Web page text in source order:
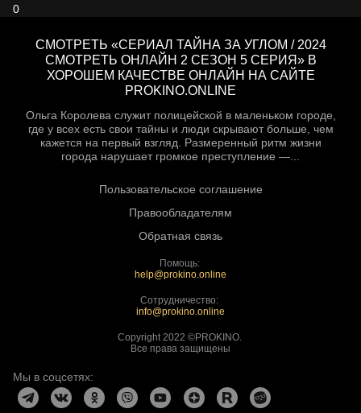
0
СМОТРЕТЬ «СЕРИАЛ ТАЙНА ЗА УГЛОМ / 2024
СМОТРЕТЬ ОНЛАЙН 2 СЕЗОН 5 СЕРИЯ» В
ХОРОШЕМ КАЧЕСТВЕ ОНЛАЙН НА САЙТЕ
PROKINO.ONLINE
Ольга Королева служит полицейской в маленьком городе,
где у всех есть свои тайны и люди скрывают больше, чем
кажется на первый взгляд. Размеренный ритм жизни
города нарушает громкое преступление —...
Пользовательское соглашение
Правообладателям
Обратная связь
Помощь:
help@prokino.online
Сотрудничество:
info@prokino.online
Copyright 2022 ©PROKINO.
Все права защищены
Мы в соцсетях: